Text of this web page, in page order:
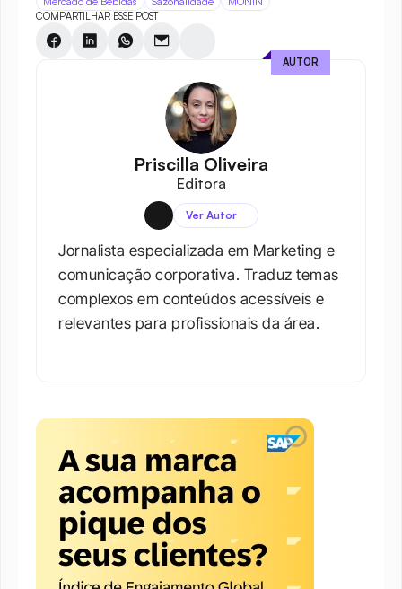
COMPARTILHAR ESSE POST
Priscilla Oliveira
Editora
Ver Autor
Jornalista especializada em Marketing e
comunicação corporativa. Traduz temas
complexos em conteúdos acessíveis e
relevantes para profissionais da área.​
AUTOR